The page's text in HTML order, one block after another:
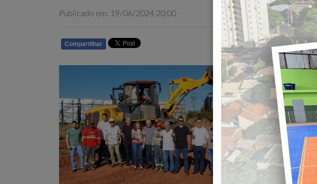
Publicado em: 19/06/2024 20:00
Compartilhar
SAGRADA
Foi dado
obra em
Chegou a
Rural
Mais uma